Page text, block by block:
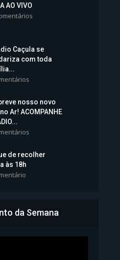
da Polícia...
Sheila Lemos
nesta...
de exibição
emissão da
AO VIVO
Caçula se
com toda
nosso novo
Ar! ACOMPANHE
de recolher
às 18h
da Semana